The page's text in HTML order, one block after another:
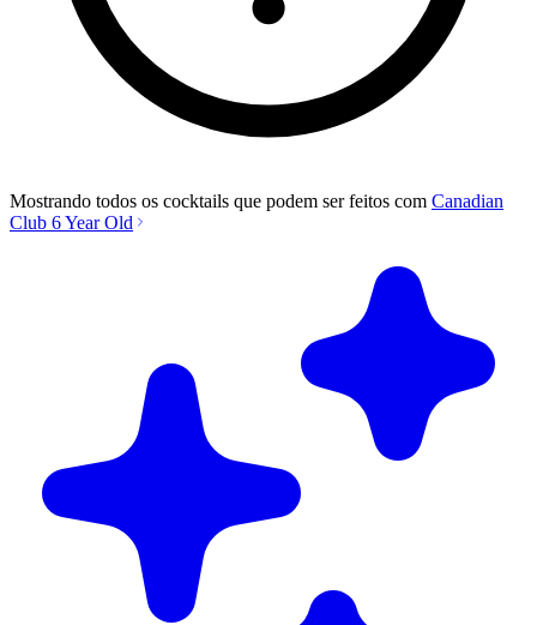
Mostrando todos os cocktails que podem ser feitos com Canadian
Club 6 Year Old